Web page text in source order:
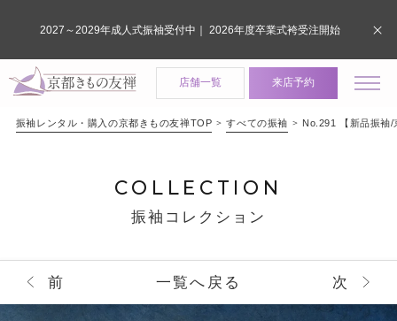
店舗一覧 来店予約
振袖レンタル・購入の京都きもの友禅TOP すべての振袖 No.291 【新品振袖/
COLLECTION
振袖コレクション
前 一覧へ戻る 次
2027～2029年成人式振袖受付中｜ 2026年度卒業式袴受注開始